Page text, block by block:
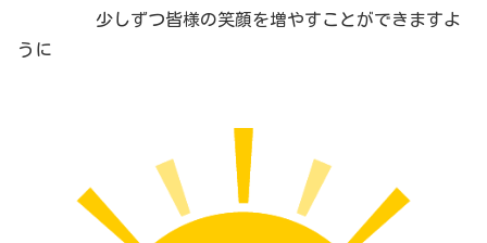
少しずつ皆様の笑顔を増やすことができますよ
うに